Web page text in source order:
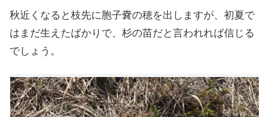
秋近くなると枝先に胞子嚢の穂を出しますが、初夏で
はまだ生えたばかりで、杉の苗だと言われれば信じる
でしょう。